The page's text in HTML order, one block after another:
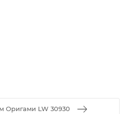
Оригами LW 30930